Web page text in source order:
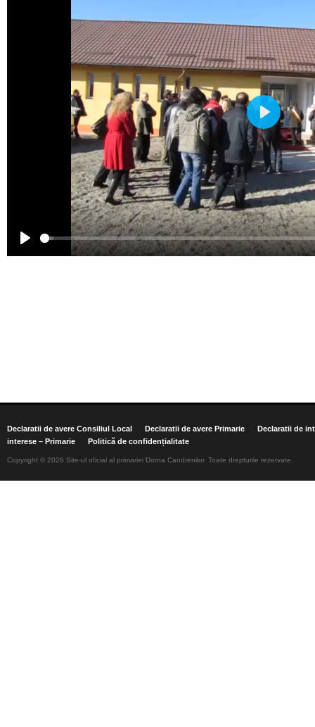
Play
Declaratii de avere Consiliul Local Declaratii de avere Primarie
Declaratii de
interese – Primarie
Politică de confidențialitate
Copyright © 2026 Site-ul oficial al primariei Dorna Candrenilor. Toate drepturile rezervate.